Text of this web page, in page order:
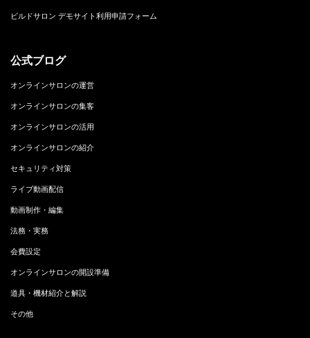
ビルドサロン デモサイト利用申請フォーム
公式ブログ
オンラインサロンの運営
オンラインサロンの集客
オンラインサロンの活用
オンラインサロンの紹介
セキュリティ対策
ライブ動画配信
動画制作・編集
法務・実務
会費設定
オンラインサロンの開設準備
道具・機材紹介と解説
その他